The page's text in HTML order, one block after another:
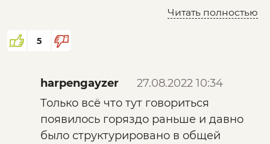
Сильный Манёвр Управления.Читать полностью
5
harpengayzer
27.08.2022 10:34
Только всё что тут говориться
появилось горяздо раньше и давно
было структурировано в общей